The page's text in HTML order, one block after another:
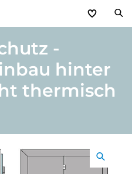
-
hinter
thermisch